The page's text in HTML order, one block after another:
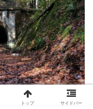
トップ サイドバー